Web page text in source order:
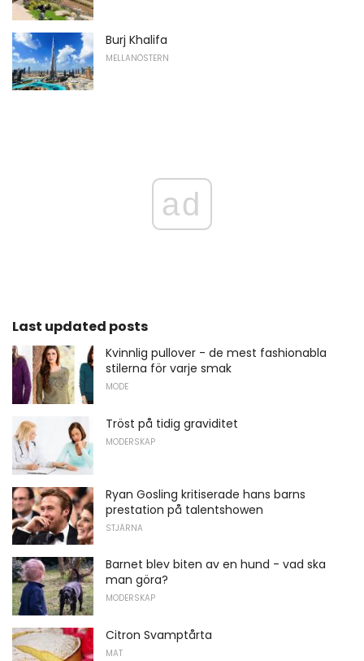
Burj Khalifa
MELLANÖSTERN
ad
Last updated posts
Kvinnlig pullover - de mest fashionabla
stilerna för varje smak
MODE
Tröst på tidig graviditet
MODERSKAP
Ryan Gosling kritiserade hans barns
prestation på talentshowen
STJÄRNA
Barnet blev biten av en hund - vad ska
man göra?
MODERSKAP
Citron Svamptårta
MAT